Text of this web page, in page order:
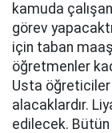
kamuda
görev
için taban
öğretmenler
Usta
alacaklardır.
edilecek.